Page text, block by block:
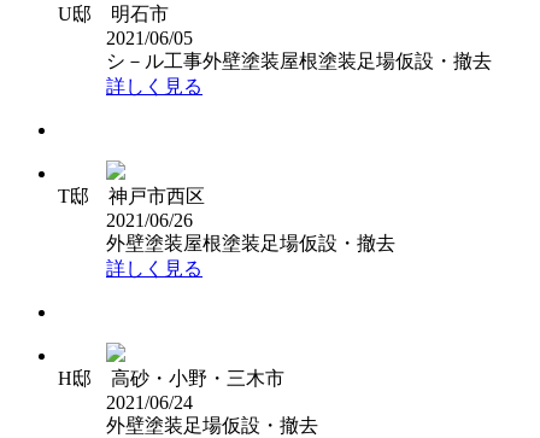
U邸 明石市
2021/06/05
シ－ル工事外壁塗装屋根塗装足場仮設・撤去
詳しく見る
T邸 神戸市西区
2021/06/26
外壁塗装屋根塗装足場仮設・撤去
詳しく見る
H邸 高砂・小野・三木市
2021/06/24
外壁塗装足場仮設・撤去